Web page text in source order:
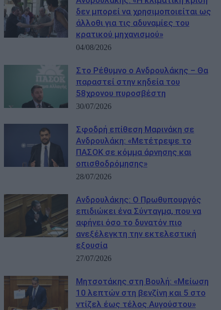
δεν μπορεί να χρησιμοποιείται ως
άλλοθι για τις αδυναμίες του
κρατικού μηχανισμού»
04/08/2026
Στο Ρέθυμνο ο Ανδρουλάκης – Θα
παραστεί στην κηδεία του
58χρονου πυροσβέστη
30/07/2026
Σφοδρή επίθεση Μαρινάκη σε
Ανδρουλάκη: «Μετέτρεψε το
ΠΑΣΟΚ σε κόμμα άρνησης και
οπισθοδρόμησης»
28/07/2026
Ανδρουλάκης: Ο Πρωθυπουργός
επιδιώκει ένα Σύνταγμα, που να
αφήνει όσο το δυνατόν πιο
ανεξέλεγκτη την εκτελεστική
εξουσία
27/07/2026
Μητσοτάκης στη Βουλή: «Μείωση
10 λεπτών στη βενζίνη και 5 στο
ντίζελ έως τέλος Αυγούστου»